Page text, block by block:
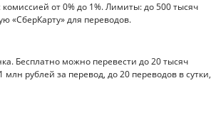
от 0% до 1%. Лимиты: до 500 тысяч
«СберКарту» для переводов.
Бесплатно можно перевести до 20 тысяч
рублей за перевод, до 20 переводов в сутки,